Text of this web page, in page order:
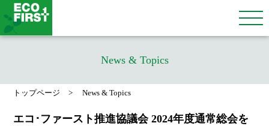
News & Topics
トップページ News & Topics
エコ･ファースト推進協議会 2024年度通常総会を